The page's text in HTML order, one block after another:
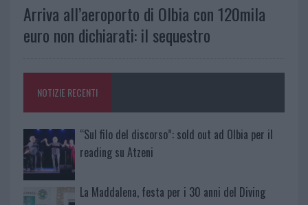
Arriva all’aeroporto di Olbia con 120mila
euro non dichiarati: il sequestro
NOTIZIE RECENTI
“Sul filo del discorso”: sold out ad Olbia per il
reading su Atzeni
La Maddalena, festa per i 30 anni del Diving